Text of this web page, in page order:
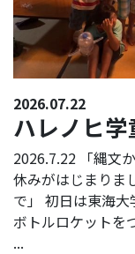
2026.07.22
ハレノヒ
2026.7.22 「縄文
休みがはじまりま
で」 初日は東海
ボトルロケットを
...